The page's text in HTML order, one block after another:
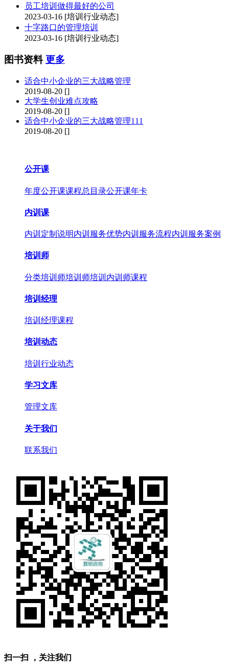
员工培训做得最好的公司
2023-03-16 [培训行业动态]
十字路口的管理培训
2023-03-16 [培训行业动态]
图书资料更多
适合中小企业的三大战略管理
2019-08-20 []
大学生创业难点攻略
2019-08-20 []
适合中小企业的三大战略管理111
2019-08-20 []
公开课
年度公开课课程总目录公开课年卡
内训课
内训定制说明内训服务优势内训服务流程内训服务案例
培训师
分类培训师培训师培训 内训师课程
培训经理
培训经理课程
培训动态
培训行业动态
学习文库
管理文库
关于我们
联系我们
扫一扫 ，关注我们